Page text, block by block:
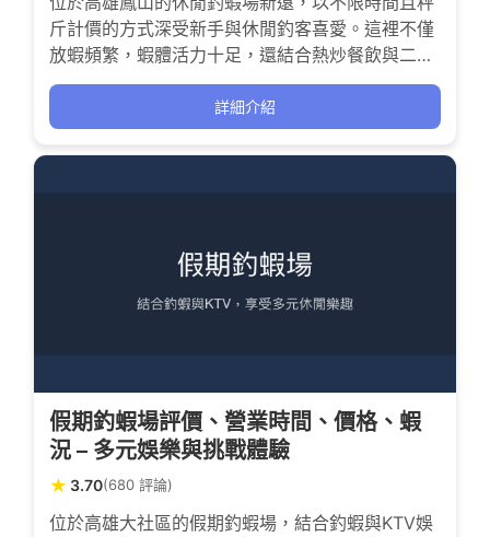
斤計價的方式深受新手與休閒釣客喜愛。這裡不僅
放蝦頻繁，蝦體活力十足，還結合熱炒餐飲與二樓
KTV，打造多元娛樂體驗。無論是想挑戰爆桶手
感，或是帶孩子體驗釣蝦樂趣，都能在此找到屬於
自己的釣趣時光。
詳細介紹
假期釣蝦場評價、營業時間、價格、蝦
況 – 多元娛樂與挑戰體驗
★ 3.70(680 評論)
位於高雄大社區的假期釣蝦場，結合釣蝦與KTV娛